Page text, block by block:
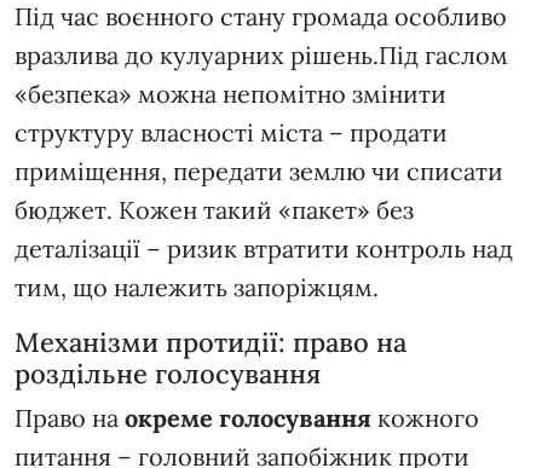
Під час воєнного стану громада особливо
вразлива до кулуарних рішень.Під гаслом
«безпека» можна непомітно змінити
структуру власності міста – продати
приміщення, передати землю чи списати
бюджет. Кожен такий «пакет» без
деталізації – ризик втратити контроль над
тим, що належить запоріжцям.
Механізми протидії: право на
роздільне голосування
Право на окреме голосування кожного
питання – головний запобіжник проти